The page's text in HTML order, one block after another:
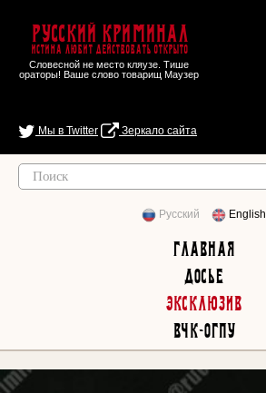
Русский Криминал
Истина любит действовать открыто
Словесной не место кляузе. Тише
ораторы! Ваше слово товарищ Маузер
Мы в Twitter Зеркало сайта
Русский English
Главная
Досье
Эксклюзив
ВЧК-ОГПУ